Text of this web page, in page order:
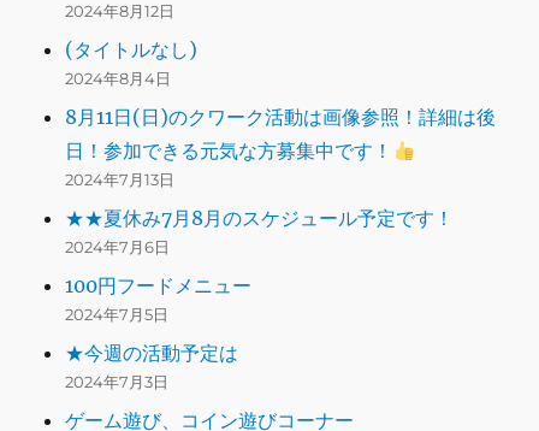
2024年8月12日
(タイトルなし)
2024年8月4日
8月11日(日)のクワーク活動は画像参照！詳細は後
日！参加できる元気な方募集中です！
2024年7月13日
★★夏休み7月8月のスケジュール予定です！
2024年7月6日
100円フードメニュー
2024年7月5日
★今週の活動予定は
2024年7月3日
ゲーム遊び、コイン遊びコーナー